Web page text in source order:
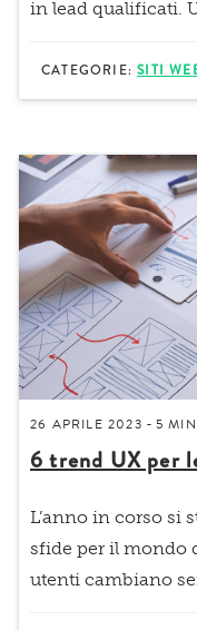
in lead qualificati.
CATEGORIE:SITI
26 APRILE 2023 - 5 MIN
6 trend UX per
L’anno in corso si
sfide per il mondo
utenti cambiano